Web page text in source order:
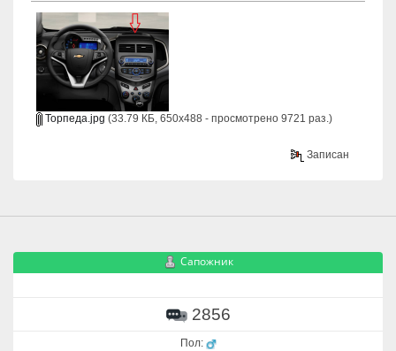
Торпеда.jpg (33.79 КБ, 650x488 - просмотрено 9721 раз.)
Записан
Сапожник
2856
Пол: